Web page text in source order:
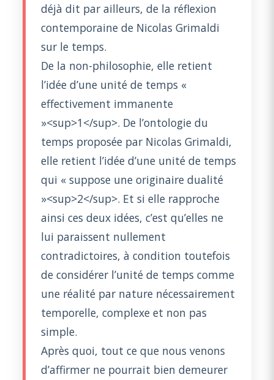
déjà dit par ailleurs, de la réflexion
contemporaine de Nicolas Grimaldi
sur le temps.
De la non-philosophie, elle retient
l’idée d’une unité de temps «
effectivement immanente
»<sup>1</sup>. De l’ontologie du
temps proposée par Nicolas Grimaldi,
elle retient l’idée d’une unité de temps
qui « suppose une originaire dualité
»<sup>2</sup>. Et si elle rapproche
ainsi ces deux idées, c’est qu’elles ne
lui paraissent nullement
contradictoires, à condition toutefois
de considérer l’unité de temps comme
une réalité par nature nécessairement
temporelle, complexe et non pas
simple.
Après quoi, tout ce que nous venons
d’affirmer ne pourrait bien demeurer